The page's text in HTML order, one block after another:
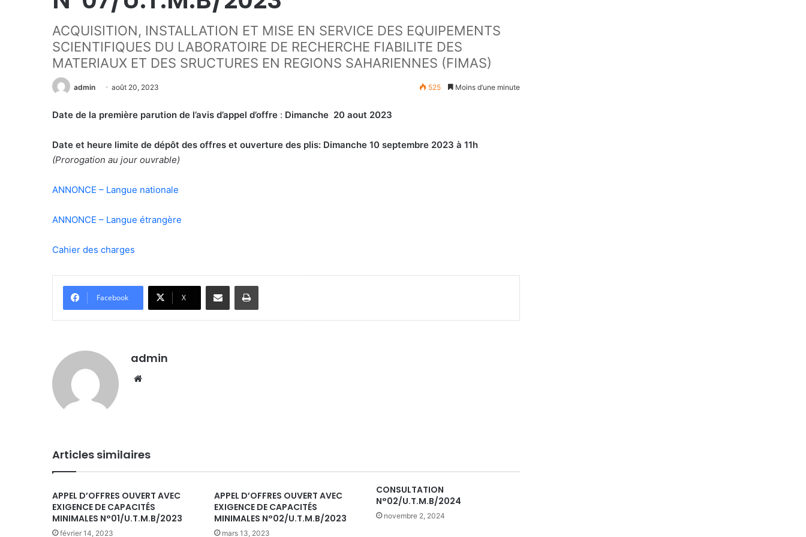
ACQUISITION, INSTALLATION ET MISE EN SERVICE DES EQUIPEMENTS
SCIENTIFIQUES DU LABORATOIRE DE RECHERCHE FIABILITE DES
MATERIAUX ET DES SRUCTURES EN REGIONS SAHARIENNES (FIMAS)
admin août 20, 2023 525 Moins d’une minute
Date de la première parution de l’avis d’appel d’offre : Dimanche 20 aout 2023
Date et heure limite de dépôt des offres et ouverture des plis: Dimanche 10 septembre 2023 à 11h
(Prorogation au jour ouvrable)
ANNONCE – Langue nationale
ANNONCE – Langue étrangère
Cahier des charges
Facebook X
admin
Articles similaires
APPEL D’OFFRES OUVERT AVEC
EXIGENCE DE CAPACITÉS
MINIMALES N°01/U.T.M.B/2023
février 14, 2023
APPEL D’OFFRES OUVERT AVEC
EXIGENCE DE CAPACITÉS
MINIMALES N°02/U.T.M.B/2023
mars 13, 2023
CONSULTATION
N°02/U.T.M.B/2024
novembre 2, 2024